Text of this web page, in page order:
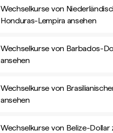
Wechselkurse von
Honduras-Lempira ansehen
Wechselkurse von Barbados-
ansehen
Wechselkurse von
ansehen
Wechselkurse von Belize-